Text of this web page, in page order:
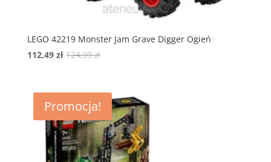
LEGO 42219 Monster Jam Grave Digger Ogień
124,99złPierwotna
124,99 zł.
112,49 zł
Aktualna
112,49 zł.
Promocja!